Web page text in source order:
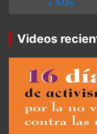
Videos